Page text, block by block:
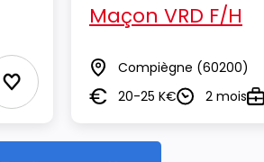
Ajouter aux Favoris
Maçon VRD F/H
Lieu Compiègne (60200)
Salaire20-25 K€Durée2 mois